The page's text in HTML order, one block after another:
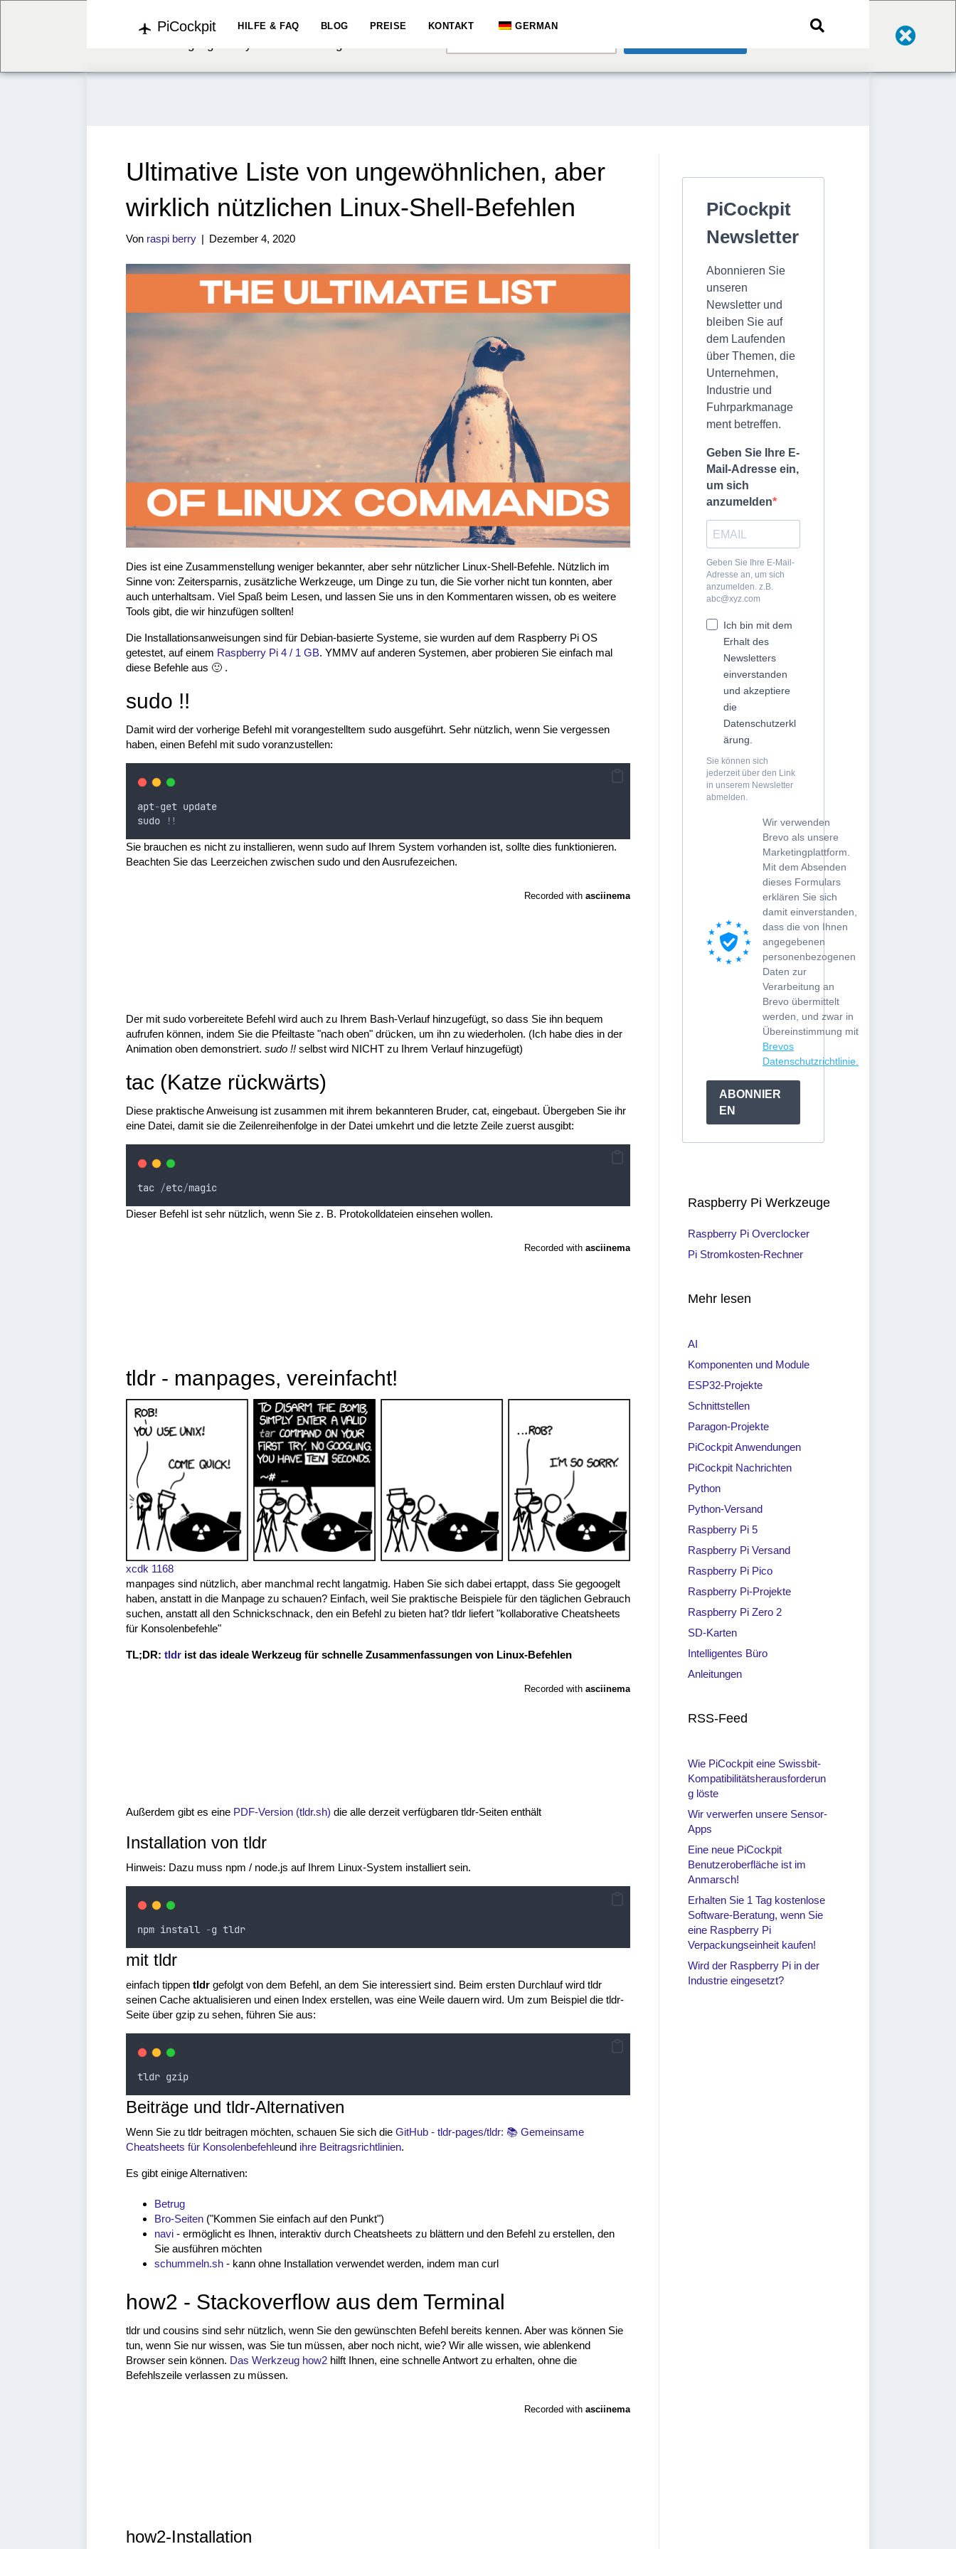
We've detected you might be speaking a different
English
PiCockpit HILFE & FAQ BLOG PREISE KONTAKT GERMAN
Ultimative Liste von ungewöhnlichen, aber
wirklich nützlichen Linux-Shell-Befehlen
Von raspi berry | Dezember 4, 2020
Dies ist eine Zusammenstellung weniger bekannter, aber sehr nützlicher Linux-Shell-Befehle. Nützlich im
Sinne von: Zeitersparnis, zusätzliche Werkzeuge, um Dinge zu tun, die Sie vorher nicht tun konnten, aber
auch unterhaltsam. Viel Spaß beim Lesen, und lassen Sie uns in den Kommentaren wissen, ob es weitere
Tools gibt, die wir hinzufügen sollten!
Die Installationsanweisungen sind für Debian-basierte Systeme, sie wurden auf dem Raspberry Pi OS
getestet, auf einem Raspberry Pi 4 / 1 GB. YMMV auf anderen Systemen, aber probieren Sie einfach mal
diese Befehle aus 🙂 .
sudo !!
Damit wird der vorherige Befehl mit vorangestelltem sudo ausgeführt. Sehr nützlich, wenn Sie vergessen
haben, einen Befehl mit sudo voranzustellen:
apt-get update
sudo
!!
Sie brauchen es nicht zu installieren, wenn sudo auf Ihrem System vorhanden ist, sollte dies funktionieren.
Beachten Sie das Leerzeichen zwischen sudo und den Ausrufezeichen.
Der mit sudo vorbereitete Befehl wird auch zu Ihrem Bash-Verlauf hinzugefügt, so dass Sie ihn bequem
aufrufen können, indem Sie die Pfeiltaste "nach oben" drücken, um ihn zu wiederholen. (Ich habe dies in der
Animation oben demonstriert. sudo !! selbst wird NICHT zu Ihrem Verlauf hinzugefügt)
tac (Katze rückwärts)
Diese praktische Anweisung ist zusammen mit ihrem bekannteren Bruder, cat, eingebaut. Übergeben Sie ihr
eine Datei, damit sie die Zeilenreihenfolge in der Datei umkehrt und die letzte Zeile zuerst ausgibt:
tac /etc/magic
Dieser Befehl ist sehr nützlich, wenn Sie z. B. Protokolldateien einsehen wollen.
tldr - manpages, vereinfacht!
xcdk 1168
manpages sind nützlich, aber manchmal recht langatmig. Haben Sie sich dabei ertappt, dass Sie gegoogelt
haben, anstatt in die Manpage zu schauen? Einfach, weil Sie praktische Beispiele für den täglichen Gebrauch
suchen, anstatt all den Schnickschnack, den ein Befehl zu bieten hat? tldr liefert "kollaborative Cheatsheets
für Konsolenbefehle"
TL;DR: tldr ist das ideale Werkzeug für schnelle Zusammenfassungen von Linux-Befehlen
Außerdem gibt es eine PDF-Version (tldr.sh) die alle derzeit verfügbaren tldr-Seiten enthält
Installation von tldr
Hinweis: Dazu muss npm / node.js auf Ihrem Linux-System installiert sein.
npm install -g tldr
mit tldr
einfach tippen tldr gefolgt von dem Befehl, an dem Sie interessiert sind. Beim ersten Durchlauf wird tldr
seinen Cache aktualisieren und einen Index erstellen, was eine Weile dauern wird. Um zum Beispiel die tldr-
Seite über gzip zu sehen, führen Sie aus:
tldr gzip
Beiträge und tldr-Alternativen
Wenn Sie zu tldr beitragen möchten, schauen Sie sich die GitHub - tldr-pages/tldr: 📚 Gemeinsame
Cheatsheets für Konsolenbefehleund ihre Beitragsrichtlinien.
Es gibt einige Alternativen:
Betrug
Bro-Seiten ("Kommen Sie einfach auf den Punkt")
navi - ermöglicht es Ihnen, interaktiv durch Cheatsheets zu blättern und den Befehl zu erstellen, den
Sie ausführen möchten
schummeln.sh - kann ohne Installation verwendet werden, indem man curl
how2 - Stackoverflow aus dem Terminal
tldr und cousins sind sehr nützlich, wenn Sie den gewünschten Befehl bereits kennen. Aber was können Sie
tun, wenn Sie nur wissen, was Sie tun müssen, aber noch nicht, wie? Wir alle wissen, wie ablenkend
Browser sein können. Das Werkzeug how2 hilft Ihnen, eine schnelle Antwort zu erhalten, ohne die
Befehlszeile verlassen zu müssen.
how2-Installation
PiCockpit
Newsletter
Abonnieren Sie
unseren
Newsletter und
bleiben Sie auf
dem Laufenden
über Themen, die
Unternehmen,
Industrie und
Fuhrparkmanage
ment betreffen.
Geben Sie Ihre E-
Mail-Adresse ein,
um sich
anzumelden
Geben Sie Ihre E-Mail-
Adresse an, um sich
anzumelden. z.B.
abc@xyz.com
Ich bin mit dem
Erhalt des
Newsletters
einverstanden
und akzeptiere
die
Datenschutzerkl
ärung.
Sie können sich
jederzeit über den Link
in unserem Newsletter
abmelden.
Wir verwenden
Brevo als unsere
Marketingplattform.
Mit dem Absenden
dieses Formulars
erklären Sie sich
damit einverstanden,
dass die von Ihnen
angegebenen
personenbezogenen
Daten zur
Verarbeitung an
Brevo übermittelt
werden, und zwar in
Übereinstimmung mit
Brevos
Datenschutzrichtlinie.
ABONNIER
EN
Raspberry Pi Werkzeuge
Raspberry Pi Overclocker
Pi Stromkosten-Rechner
Mehr lesen
AI
Komponenten und Module
ESP32-Projekte
Schnittstellen
Paragon-Projekte
PiCockpit Anwendungen
PiCockpit Nachrichten
Python
Python-Versand
Raspberry Pi 5
Raspberry Pi Versand
Raspberry Pi Pico
Raspberry Pi-Projekte
Raspberry Pi Zero 2
SD-Karten
Intelligentes Büro
Anleitungen
RSS-Feed
Wie PiCockpit eine Swissbit-
Kompatibilitätsherausforderun
g löste
Wir verwerfen unsere Sensor-
Apps
Eine neue PiCockpit
Benutzeroberfläche ist im
Anmarsch!
Erhalten Sie 1 Tag kostenlose
Software-Beratung, wenn Sie
eine Raspberry Pi
Verpackungseinheit kaufen!
Wird der Raspberry Pi in der
Industrie eingesetzt?